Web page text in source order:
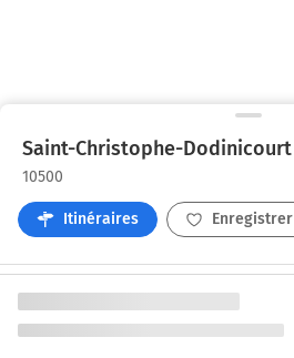
Saint-Christophe-Dodinicourt
10500
Itinéraires Enregistrer